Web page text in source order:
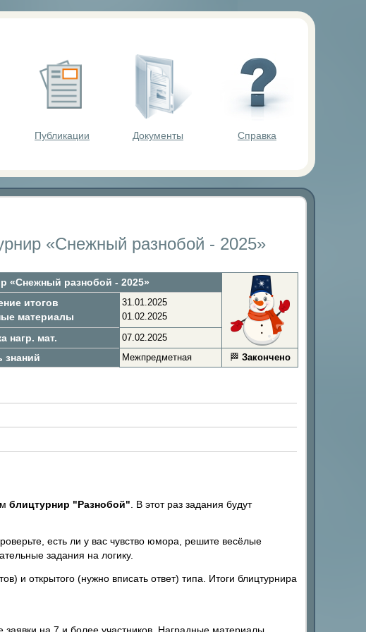
Публикации Документы Справка
«Снежный разнобой - 2025»
«Снежный разнобой - 2025»
итогов
материалы
31.01.2025
01.02.2025
нагр. мат. 07.02.2025
знаний Межпредметная 🏁 Закончено
блицтурнир "Разнобой" . В этот раз задания будут
есть ли у вас чувство юмора, решите весёлые
задания на логику.
и открытого (нужно вписать ответ) типа. Итоги блицтурнира